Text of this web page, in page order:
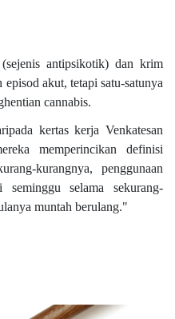
antipsikotik) dan krim
akut, tetapi satu-satunya
cannabis.
kertas kerja Venkatesan
memperincikan definisi
kurangnya, penggunaan
selama sekurang-
muntah berulang."